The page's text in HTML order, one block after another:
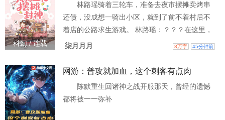
下，有点不对，这不会是同一个王国一个公主
吧！ “你可以撕下我的面具，只要你愿意承担梦醒
后的真实。
科幻 / 连载
林路瑶骑着三轮车，准备去夜市摆摊卖烤串
还债，没成想一骑出小区，就到了前不着村后不
着店的公路求生游戏。 林路瑶：？？？在这里，
她面对的是奇形怪状的顾客，赚的是怪物NPC的
省吾身：今天，我吃到林神厨做的饭菜了吗？听
用，准备豪横地用钱横扫障碍，直接通关离开
后，整个公路求生游戏的NPC都沸腾了！ 他们的
柒月月月 8万字 45分钟前
网游：普攻就加血，这个刺客有点肉
陈默重生回诸神之战开服那天，曾经的遗憾
都将被一一弥补